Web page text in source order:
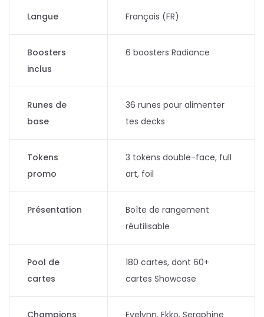
Langue Français (FR)
Boosters
inclus
6 boosters Radiance
Runes de
base
36 runes pour alimenter
tes decks
Tokens
promo
3 tokens double-face, full
art, foil
Présentation
Boîte de rangement
réutilisable
Pool de
cartes
180 cartes, dont 60+
cartes Showcase
Champions Evelynn, Ekko, Seraphine